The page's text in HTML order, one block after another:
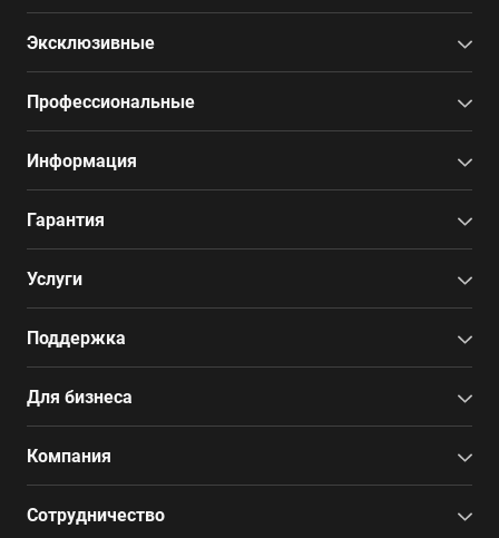
Эксклюзивные
Профессиональные
Информация
Гарантия
Услуги
Поддержка
Для бизнеса
Компания
Сотрудничество